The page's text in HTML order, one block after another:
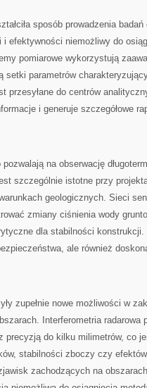
sposób prowadzenia
i efektywności niemożliwy do
pomiarowe wykorzystują
setki parametrów
przesyłane do centrów
i generuje szczegółowe
na obserwację
szczególnie istotne przy
geologicznych. Sieci
zmiany ciśnienia wody
dla stabilności konstrukcji.
ale również
zupełnie nowe możliwości w
Interferometria radarowa
precyzją do kilku milimetrów, co
stabilności zboczy czy
zachodzących na